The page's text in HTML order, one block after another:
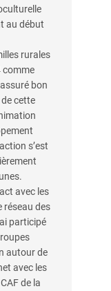
au début
rurales
comme
bon
cette
s’est
avec les
réseau des
participé
autour de
avec les
de la